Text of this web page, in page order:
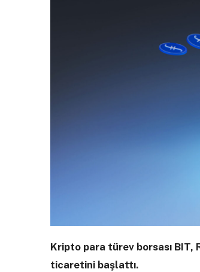
Kripto para türev borsası BIT,
ticaretini başlattı.